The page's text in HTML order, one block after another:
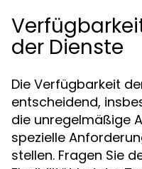
der Dienste
Die Verfügbarkeit
entscheidend,
die unregelmäßige
spezielle
stellen. Fragen Sie